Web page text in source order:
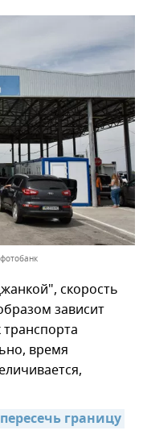
скорость
зависит
время
границу